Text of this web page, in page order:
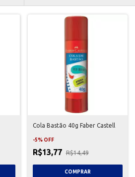
Cola Bastão 40g Faber Castell
-5% OFF
R$13,77 R$14,49